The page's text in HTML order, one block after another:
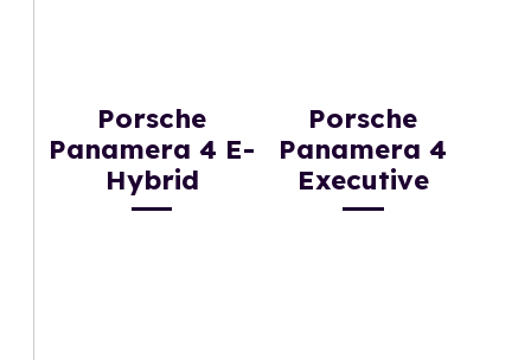
Porsche
Panamera 4 E-
Hybrid
Porsche
Panamera 4
Executive